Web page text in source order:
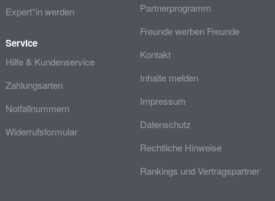
Expert*in werden
Service
Hilfe & Kundenservice
Zahlungsarten
Notfallnummern
Widerrufsformular
Partnerprogramm
Freunde werben Freunde
Kontakt
Inhalte melden
Impressum
Datenschutz
Rechtliche Hinweise
Rankings und Vertragspartner